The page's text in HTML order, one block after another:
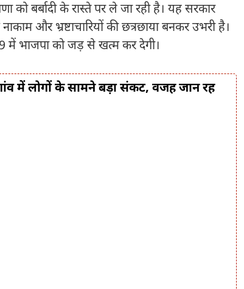
को बर्बादी के रास्ते पर ले जा रही है। यह सरकार
और भ्रष्टाचारियों की छत्रछाया बनकर उभरी है।
में भाजपा को जड़ से खत्म कर देगी।
में लोगों के सामने बड़ा संकट, वजह जान रह